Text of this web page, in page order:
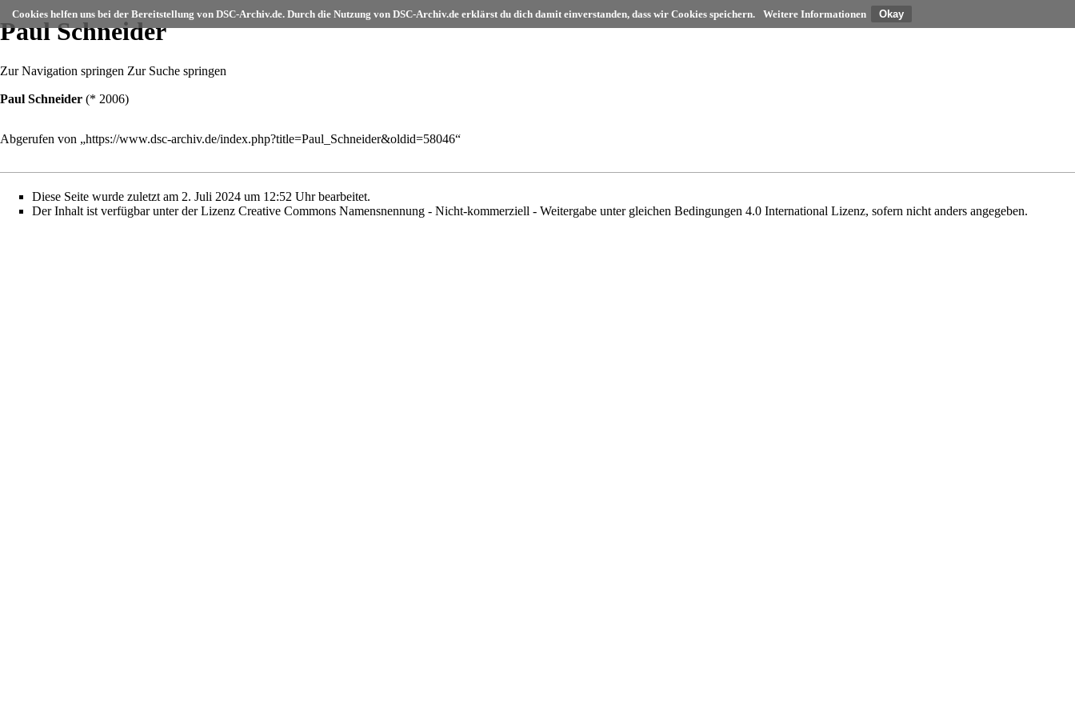
Cookies helfen uns bei der Bereitstellung von DSC-Archiv.de. Durch die Nutzung von DSC-Archiv.de erklärst du dich damit einverstanden, dass wir Cookies speichern. Weitere Informationen
Paul Schneider
Zur Navigation springen Zur Suche springen
Paul Schneider (* 2006)
Abgerufen von „https://www.dsc-archiv.de/index.php?title=Paul_Schneider&oldid=58046“
Diese Seite wurde zuletzt am 2. Juli 2024 um 12:52 Uhr bearbeitet.
Der Inhalt ist verfügbar unter der Lizenz Creative Commons Namensnennung - Nicht-kommerziell - Weitergabe unter gleichen Bedingungen 4.0 International Lizenz, sofern nicht anders angegeben.